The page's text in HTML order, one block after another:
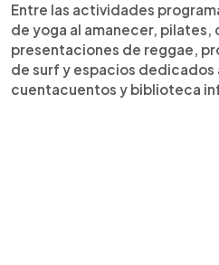
Entre las actividades
de yoga al amanecer, pilates,
presentaciones de reggae,
de surf y espacios dedicados
cuentacuentos y biblioteca